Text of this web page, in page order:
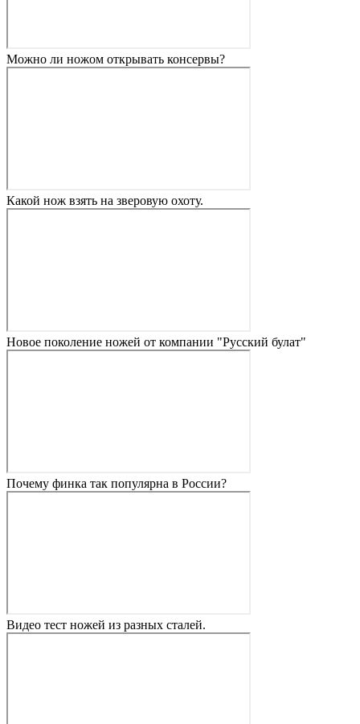
Можно ли ножом открывать консервы?
Какой нож взять на зверовую охоту.
Новое поколение ножей от компании "Русский булат"
Почему финка так популярна в России?
Видео тест ножей из разных сталей.